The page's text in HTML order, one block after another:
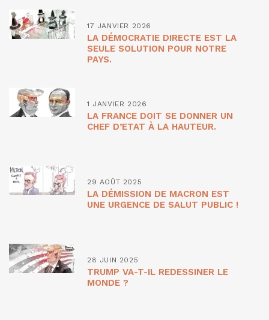
17 JANVIER 2026
LA DÉMOCRATIE DIRECTE EST LA
SEULE SOLUTION POUR NOTRE
PAYS.
1 JANVIER 2026
LA FRANCE DOIT SE DONNER UN
CHEF D’ETAT À LA HAUTEUR.
29 AOÛT 2025
LA DÉMISSION DE MACRON EST
UNE URGENCE DE SALUT PUBLIC !
28 JUIN 2025
TRUMP VA-T-IL REDESSINER LE
MONDE ?